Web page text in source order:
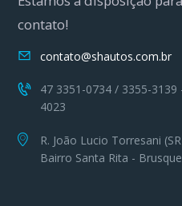
contato!
contato@shautos.com.br
47 3351-0734 / 3355-
4023
R. João Lucio Torresani
Bairro Santa Rita -